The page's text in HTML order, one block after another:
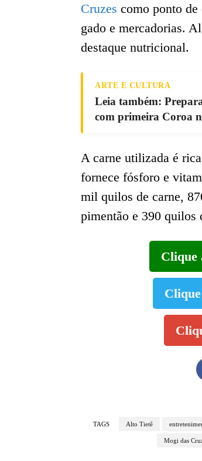
Cruzes como ponto
gado e mercadorias.
destaque nutricional.
ARTE E CULTURA
Leia também:
com primeira Coroa
A carne utilizada é
fornece fósforo e
mil quilos de carne,
pimentão e 390 quilos
Clique
TAGS Alto Tietê
Mogi das